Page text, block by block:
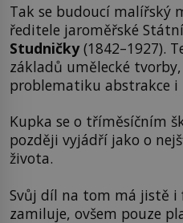
Tak se budoucí malířský
ředitele jaroměřské
Studničky(1842–1927).
základů umělecké
problematiku abstrakce i
Kupka se o tříměsíčním
později vyjádří jako o
života.
Svůj díl na tom má jistě i
zamiluje, ovšem pouze